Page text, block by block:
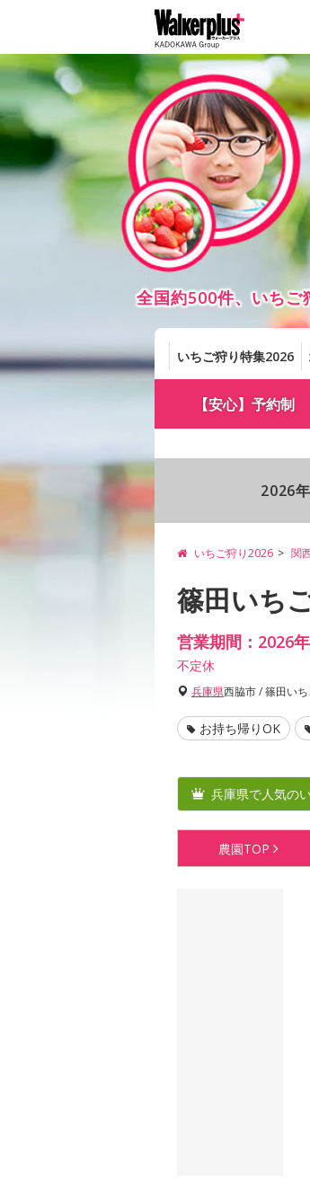
全国約500件、いちご
いちご狩り特集2026
【安心】予約制
2026
いちご狩り2026 関
篠田いち
営業期間：2026
不定休
兵庫県西脇市 / 篠田い
お持ち帰りOK
兵庫県で人気の
農園TOP